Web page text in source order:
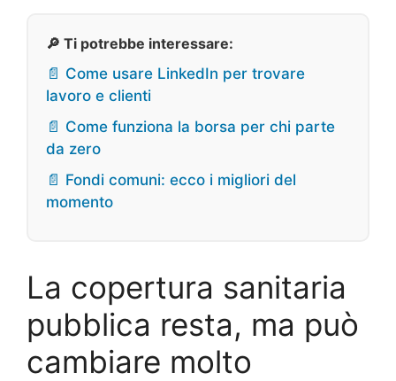
🔎 Ti potrebbe interessare:
📄 Come usare LinkedIn per trovare
lavoro e clienti
📄 Come funziona la borsa per chi parte
da zero
📄 Fondi comuni: ecco i migliori del
momento
La copertura sanitaria
pubblica resta, ma può
cambiare molto